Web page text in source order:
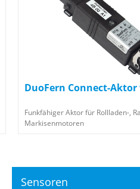
DuoFern Connect-Aktor
Funkfähiger Aktor für Rollladen-,
Markisenmotoren
Sensoren